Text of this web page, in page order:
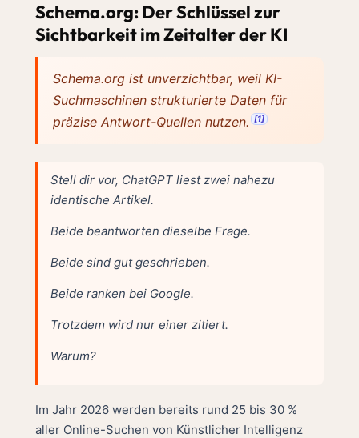
Schema.org: Der Schlüssel zur
Sichtbarkeit im Zeitalter der KI
Schema.org ist unverzichtbar, weil KI-
Suchmaschinen strukturierte Daten für
präzise Antwort-Quellen nutzen. [1]
Stell dir vor, ChatGPT liest zwei nahezu
identische Artikel.
Beide beantworten dieselbe Frage.
Beide sind gut geschrieben.
Beide ranken bei Google.
Trotzdem wird nur einer zitiert.
Warum?
Im Jahr 2026 werden bereits rund 25 bis 30 %
aller Online-Suchen von Künstlicher Intelligenz